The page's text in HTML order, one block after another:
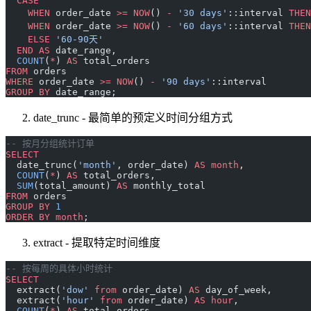
    WHEN
order_date >= NOW() - '30 days' ::interval THEN
    WHEN
order_date >= NOW() - '60 days' ::interval THEN
    ELSE
'60-90天'
  END
AS date_range,
  COUNT
( * ) AS total_orders
FROM orders
WHERE order_date >= NOW() - '90 days' ::interval
GROUP BY date_range;
date_trunc - 最简单的预定义时间分组方式
-- 按月分组统计订单
SELECT
  date_trunc(
'month' , order_date) AS month ,
  COUNT
( * ) AS total_orders,
  SUM
(total_amount) AS monthly_total
FROM orders
GROUP BY 1
ORDER BY month ;
extract - 提取特定时间维度
-- 按每周的具体小时统计
SELECT
  extract(
'dow' from order_date) AS day_of_week,
  extract(
'hour' from order_date) AS hour ,